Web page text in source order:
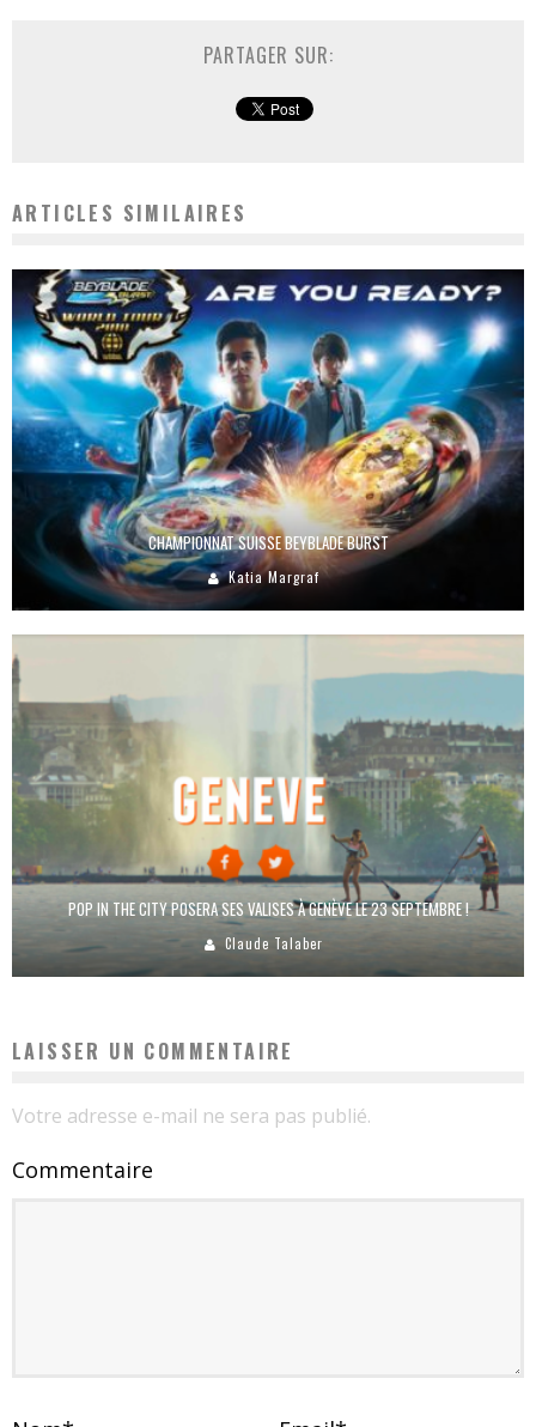
PARTAGER SUR:
ARTICLES SIMILAIRES
CHAMPIONNAT SUISSE BEYBLADE BURST
Katia Margraf
POP IN THE CITY POSERA SES VALISES À GENÈVE LE 23 SEPTEMBRE !
Claude Talaber
LAISSER UN COMMENTAIRE
Votre adresse e-mail ne sera pas publié.
Commentaire